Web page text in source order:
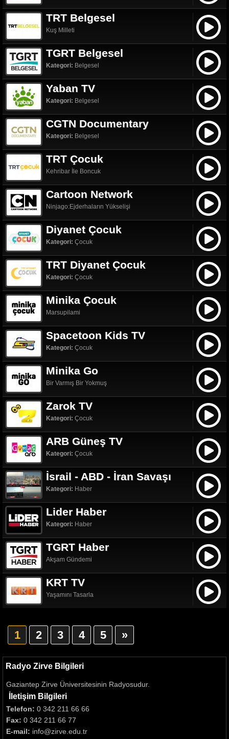
TRT Belgesel
Kuş Milleti
TGRT Belgesel
Kategori: Belgesel
Yaban TV
Kategori: Belgesel
CGTN Documentary
Kategori: Belgesel
TRT Çocuk
Kehribar İle Boncuk
Cartoon Network
Ninjago:Ejderhaların Yükselişi
Diyanet Çocuk
Kategori: Çocuk
TRT Diyanet Çocuk
Kategori: Çocuk
Minika Çocuk
Marsupilami
Spacetoon Kids TV
Kategori: Çocuk
Minika Go
Bir Varmış Bir Yokmuş
Zarok TV
Kategori: Çocuk
ARB Güneş TV
Kategori: Çocuk
İsrail - ABD - İran Savaşı
Kategori: Haber
Lider Haber
Kategori: Haber
TGRT Haber
Akşam Gündemi
KRT TV
Yaşamını Tasarla
1 2 3 4 5 »
Radyo Zirve Bilgileri
Gaziantep Zirve Üniversitesinin Radyosudur.
İletişim Bilgileri
Telefon: 0 342 211 66 66
Fax: 0 342 211 66 77
E-mail: info@zirve.edu.tr